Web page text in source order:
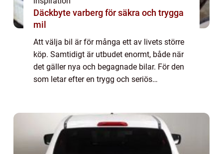
Däckbyte varberg för säkra och trygga
mil
Att välja bil är för många ett av livets större
köp. Samtidigt är utbudet enormt, både när
det gäller nya och begagnade bilar. För den
som letar efter en trygg och seriös